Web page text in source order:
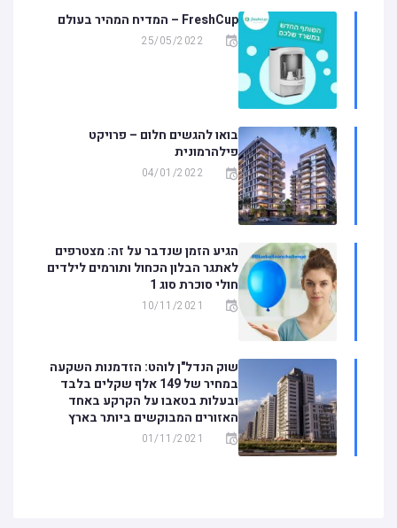
FreshCup – המדיח המהיר בעולם
25/05/2022
בואו להגשים חלום – פרויקט
פילהרמונית
04/01/2022
הגיע הזמן שנדבר על זה: מצטרפים
לאתגר הבלון הכחול ותורמים לילדים
חולי סוכרת סוג 1
10/11/2021
שוק הנדל"ן לוהט: הזדמנות השקעה
במחיר של 149 אלף שקלים בלבד
ובעלות בטאבו על הקרקע באחד
האזורים המבוקשים ביותר בארץ
01/11/2021